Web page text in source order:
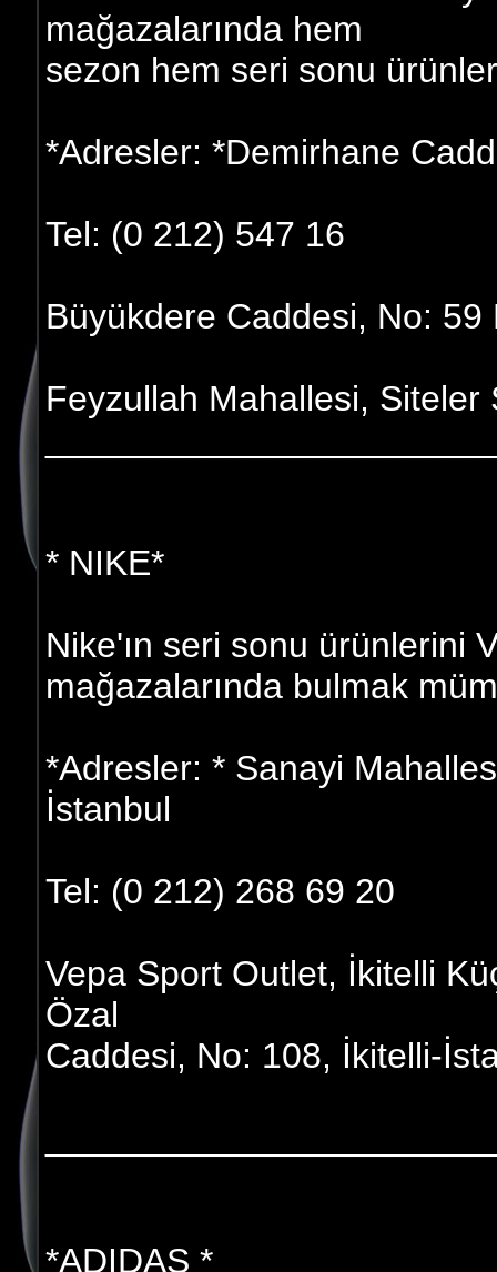
mağazalarında hem
sezon hem seri sonu
*Adresler: *Demirhane
Tel: (0 212) 547 16
Büyükdere Caddesi, No:
Feyzullah Mahallesi,
* NIKE*
Nike'ın seri sonu ürünlerini
mağazalarında bulmak
*Adresler: * Sanayi
İstanbul
Tel: (0 212) 268 69 20
Vepa Sport Outlet, İkitelli
Özal
Caddesi, No: 108, İkitelli-
*ADIDAS *